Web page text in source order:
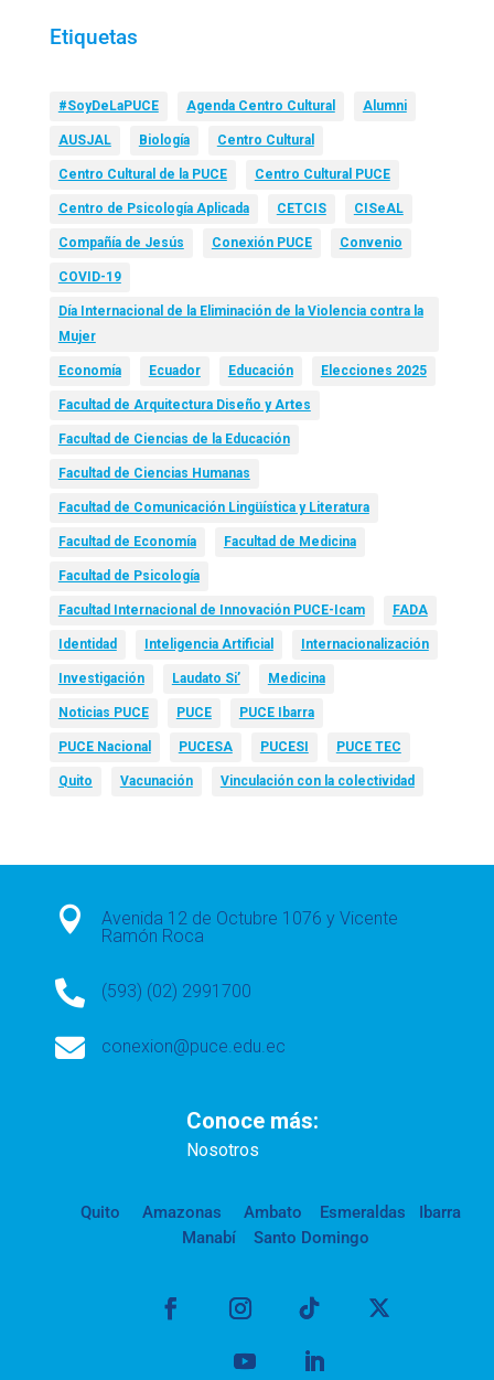
Etiquetas
#SoyDeLaPUCE Agenda Centro Cultural Alumni
AUSJAL Biología Centro Cultural
Centro Cultural de la PUCE Centro Cultural PUCE
Centro de Psicología Aplicada CETCIS CISeAL
Compañía de Jesús Conexión PUCE Convenio
COVID-19
Día Internacional de la Eliminación de la Violencia contra la
Mujer
Economía Ecuador Educación Elecciones 2025
Facultad de Arquitectura Diseño y Artes
Facultad de Ciencias de la Educación
Facultad de Ciencias Humanas
Facultad de Comunicación Lingüística y Literatura
Facultad de Economía Facultad de Medicina
Facultad de Psicología
Facultad Internacional de Innovación PUCE-Icam FADA
Identidad Inteligencia Artificial Internacionalización
Investigación Laudato Si’ Medicina
Noticias PUCE PUCE PUCE Ibarra
PUCE Nacional PUCESA PUCESI PUCE TEC
Quito Vacunación Vinculación con la colectividad

Avenida 12 de Octubre 1076 y Vicente
Ramón Roca
 (593) (02) 2991700
 conexion@puce.edu.ec
Conoce más:
Nosotros
Quito Amazonas Ambato Esmeraldas
Ibarra
Manabí
Santo Domingo